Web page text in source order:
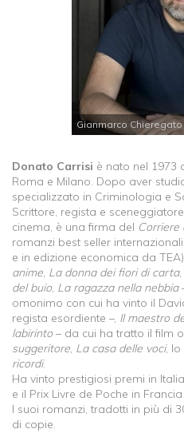
Gianmarco Chieregato
Donato Carrisi è nato nel 1973
Roma e Milano. Dopo aver
specializzato in Criminologia e
Scrittore, regista e
cinema, è una firma del Corriere
romanzi best seller
e in edizione economica da TEA)
anime, La donna dei fiori di carta,
del buio, La ragazza nella nebbia
omonimo con cui ha vinto il
regista esordiente –, Il maestro
labirinto – da cui ha tratto il film
suggeritore, La casa delle voci, Io
ricordi.
Ha vinto prestigiosi premi in
e il Prix Livre de Poche in
I suoi romanzi, tradotti in più di
di copie.